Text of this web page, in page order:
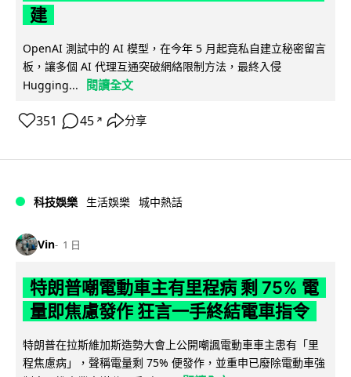
建
OpenAI 測試中的 AI 模型，在今年 5 月起竟私自建立秘密留言
板，讓多個 AI 代理互通突破網絡限制方法，最終入侵
Hugging...
閱讀全文
351 45 ↗ 分享
科技娛樂 生活娛樂 城中熱話
Vin 1 日
特朗普嘲電動車主有里程病 剩 75% 電
量即焦慮發作 狂言一手終結電車指令
特朗普在拉斯維加斯造勢大會上公開嘲諷電動車車主患有「里
程焦慮病」，聲稱電量剩 75% 便發作，並重申已廢除電動車強